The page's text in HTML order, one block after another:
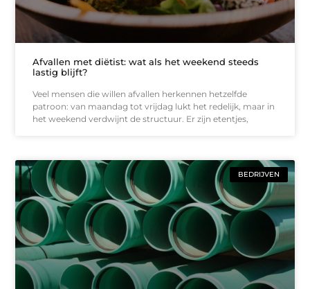
Afvallen met diëtist: wat als het weekend steeds
lastig blijft?
Veel mensen die willen afvallen herkennen hetzelfde
patroon: van maandag tot vrijdag lukt het redelijk, maar in
het weekend verdwijnt de structuur. Er zijn etentjes,
BEDRIJVEN